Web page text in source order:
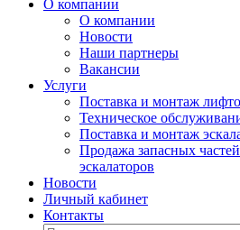
О компании
О компании
Новости
Наши партнеры
Вакансии
Услуги
Поставка и монтаж
Техническое
Поставка и монтаж
Продажа запасных
эскалаторов
Новости
Личный кабинет
Контакты